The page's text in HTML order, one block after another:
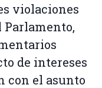
violaciones
Parlamento,
de intereses
con el asunto